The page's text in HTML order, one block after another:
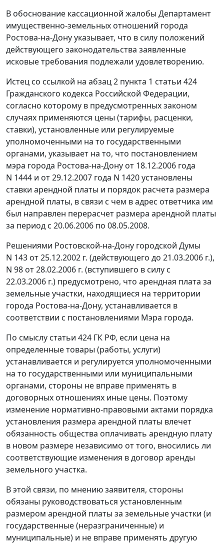
В обоснование кассационной жалобы Департамент
имущественно-земельных отношений города
Ростова-на-Дону указывает, что в силу положений
действующего законодательства заявленные
исковые требования подлежали удовлетворению.
Истец со ссылкой на абзац 2 пункта 1 статьи 424
Гражданского кодекса Российской Федерации,
согласно которому в предусмотренных законом
случаях применяются цены (тарифы, расценки,
ставки), установленные или регулируемые
уполномоченными на то государственными
органами, указывает на то, что постановлением
мэра города Ростова-на-Дону от 18.12.2006 года
N 1444 и от 29.12.2007 года N 1420установлены
ставки арендной платы и порядок расчета размера
арендной платы, в связи с чем в адрес ответчика им
был направлен перерасчет размера арендной платы
за период с 20.06.2006 по 08.05.2008.
Решениями Ростовской-на-Дону городской Думы
N 143 от 25.12.2002 г. (действующего до 21.03.2006 г.),
N 98 от 28.02.2006 г. (вступившего в силу с
22.03.2006 г.) предусмотрено, что арендная плата за
земельные участки, находящиеся на территории
города Ростова-на-Дону, устанавливается в
соответствии с постановлениями Мэра города.
По смыслу статьи 424 ГК РФ, если цена на
определенные товары (работы, услуги)
устанавливается и регулируется уполномоченными
на то государственными или муниципальными
органами, стороны не вправе применять в
договорных отношениях иные цены. Поэтому
изменение нормативно-правовыми актами порядка
установления размера арендной платы влечет
обязанность общества оплачивать арендную плату
в новом размере независимо от того, вносились ли
соответствующие изменения в договор аренды
земельного участка.
В этой связи, по мнению заявителя, стороны
обязаны руководствоваться установленным
размером арендной платы за земельные участки (и
государственные (неразграниченные) и
муниципальные) и не вправе применять другую